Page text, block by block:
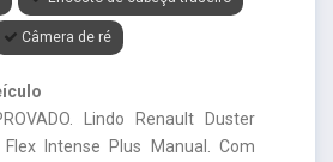
Câmera de ré
Lindo Renault Duster
Intense Plus Manual. Com